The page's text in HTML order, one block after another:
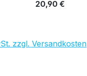
20,90 €
zzgl. Versandkosten